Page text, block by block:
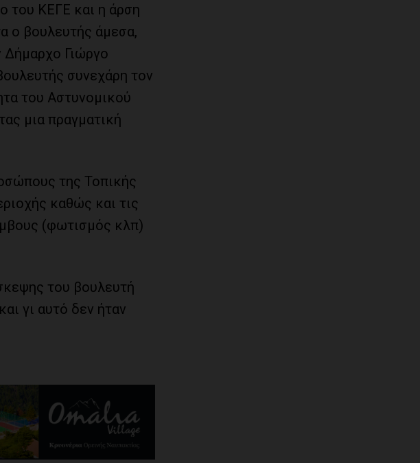
του ΚΕΓΕ και η άρση
ο βουλευτής άμεσα,
Δήμαρχο Γιώργο
συνεχάρη τον
του Αστυνομικού
μια πραγματική
της Τοπικής
καθώς και τις
(φωτισμός κλπ)
του βουλευτή
γι αυτό δεν ήταν